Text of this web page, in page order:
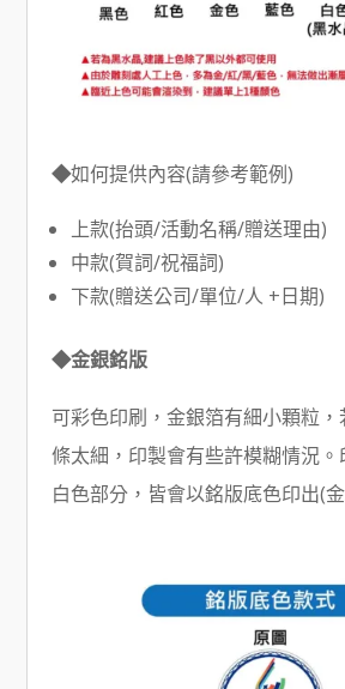
◆如何提供內容(請參考範例)
上款(抬頭/活動名稱/贈送理由)
中款(賀詞/祝福詞)
下款(贈送公司/單位/人 +日期)
◆金銀銘版
可彩色印刷，金銀箔有細小顆粒
條太細，印製會有些許模糊情況
白色部分，皆會以銘版底色印出(